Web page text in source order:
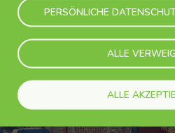
PERSÖNLICHE
ALLE
ALLE
Mit unserem monatlichen
Sonderangebot mehr und
attraktiven Neuheiten –